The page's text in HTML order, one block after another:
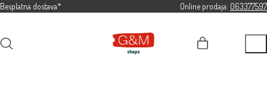
Besplatna dostava* Online prodaja: 063377597